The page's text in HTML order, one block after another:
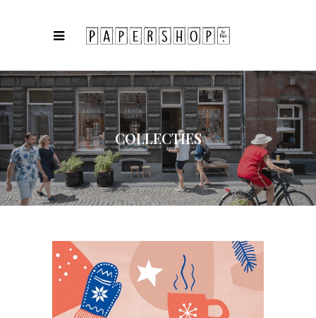
COLLECTIES